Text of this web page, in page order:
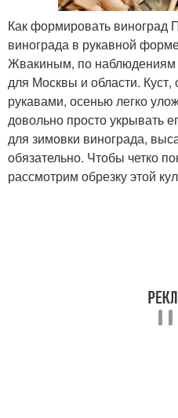
Как формировать виноград
винограда в рукавной
Жвакиным, по наблюдениям
для Москвы и области.
рукавами, осенью легко
довольно просто укрывать
для зимовки винограда,
обязательно. Чтобы четко
рассмотрим обрезку этой